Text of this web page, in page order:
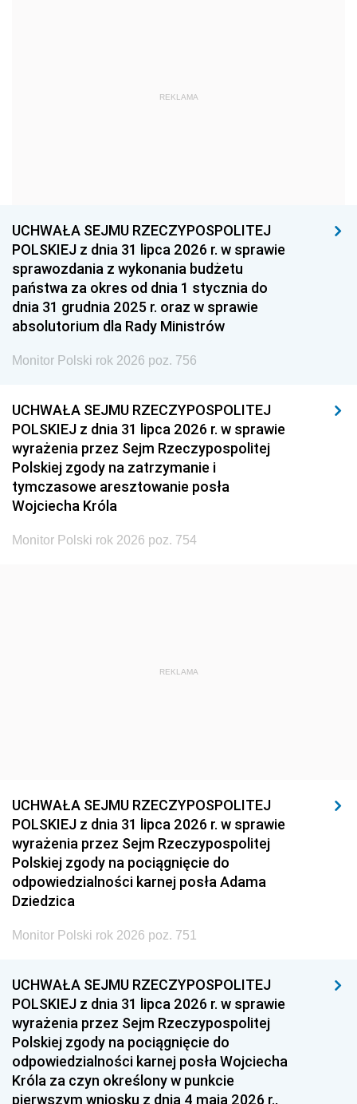
1959
1939 1938 1937
1936 1930
REKLAMA
UCHWAŁA SEJMU RZECZYPOSPOLITEJ
POLSKIEJ z dnia 31 lipca 2026 r. w sprawie
sprawozdania z wykonania budżetu
państwa za okres od dnia 1 stycznia do
dnia 31 grudnia 2025 r. oraz w sprawie
absolutorium dla Rady Ministrów
Monitor Polski rok 2026 poz. 756
UCHWAŁA SEJMU RZECZYPOSPOLITEJ
POLSKIEJ z dnia 31 lipca 2026 r. w sprawie
wyrażenia przez Sejm Rzeczypospolitej
Polskiej zgody na zatrzymanie i
tymczasowe aresztowanie posła
Wojciecha Króla
Monitor Polski rok 2026 poz. 754
REKLAMA
UCHWAŁA SEJMU RZECZYPOSPOLITEJ
POLSKIEJ z dnia 31 lipca 2026 r. w sprawie
wyrażenia przez Sejm Rzeczypospolitej
Polskiej zgody na pociągnięcie do
odpowiedzialności karnej posła Adama
Dziedzica
Monitor Polski rok 2026 poz. 751
UCHWAŁA SEJMU RZECZYPOSPOLITEJ
POLSKIEJ z dnia 31 lipca 2026 r. w sprawie
wyrażenia przez Sejm Rzeczypospolitej
Polskiej zgody na pociągnięcie do
odpowiedzialności karnej posła Wojciecha
Króla za czyn określony w punkcie
pierwszym wniosku z dnia 4 maja 2026 r.,